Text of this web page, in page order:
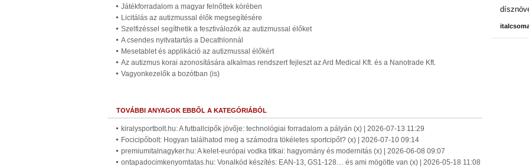
Játékforradalom a magyar felnőttek körében
Licitálás az autizmussal élők megsegítésére
Szelfizéssel segíthetik a fesztiválozók az autizmussal élőket
A csendes nyitvatartás a Decathlonnál
Mesetablet és applikáció az autizmussal élőkért
Az autizmus korai azonosítására alkalmas rendszert fejleszt az Ard Medical Kft. és a Nanotrade Kft.
Vagyonkezelők a bozótban (is)
TOVÁBBI ANYAGOK EBBŐL A KATEGÓRIÁBÓL
kiralysportbolt.hu: A futballcipők jövője: technológiai forradalom a pályán (x) | 2026-07-13 11:29
Focicipőbolt: Hogyan találhatod meg a számodra tökéletes sportcipőt? (x) | 2026-07-10 09:14
premiumitalnagyker.hu: A kelet-európai vodka titkai: hagyomány és modernitás (x) | 2026-06-08 09:07
ontapadocimkenyomtatas.hu: Vonalkód készítés: EAN-13, GS1-128… és ami mögötte van (x) | 2026-05-18 11:08